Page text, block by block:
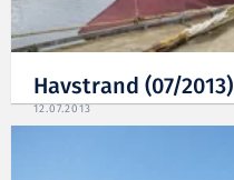
Havstrand (07/2013)
12.07.2013